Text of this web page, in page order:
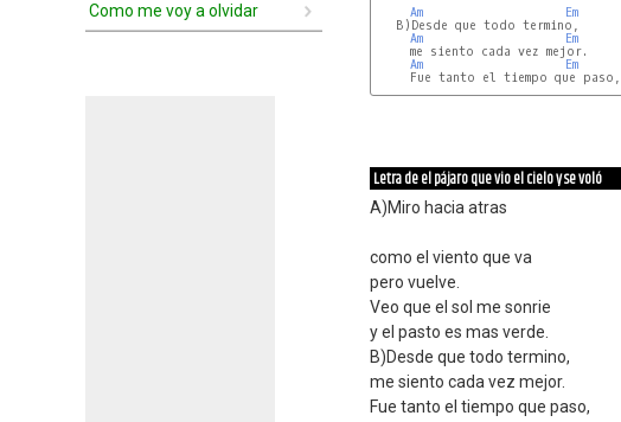
Como me voy a olvidar Am
Em
   B)Desde que todo termino,
Am
Em
     me siento cada vez mejor.
Am
Em
     Fue tanto el tiempo que paso,
Letra de el pájaro que vio el cielo y se voló
A)Miro hacia atras
como el viento que va
pero vuelve.
Veo que el sol me sonrie
y el pasto es mas verde.
B)Desde que todo termino,
me siento cada vez mejor.
Fue tanto el tiempo que paso,